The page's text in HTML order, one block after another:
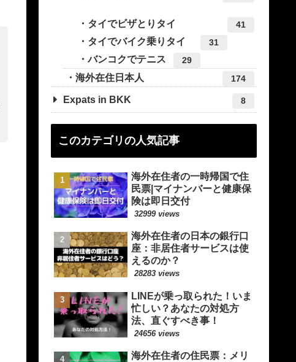
タイでビザとりタイ 41
タイでバイク乗りタイ 31
バンコクでテニス 29
海外在住日本人 174
Expats in BKK 8
このカテゴリの人気記事
海外在住者の一時帰国で住
民票|マイナンバーと健康保
険は即日交付
32999 views
海外在住者の日本の銀行口
座：非居住者サービスは使
えるのか？
28283 views
LINEが乗っ取られた！いま
忙しい？あなたの対処方
法、直ぐすべき事！
24656 views
海外在住者の住民票：メリ